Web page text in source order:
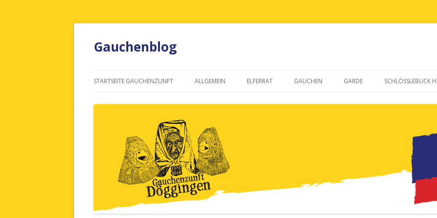
Gauchenblog
Inhalt
STARTSEITE GAUCHENZUNFT ALLGEMEIN ELFERRAT GAUCHEN GARDE SCHLÖSSLEBUCK